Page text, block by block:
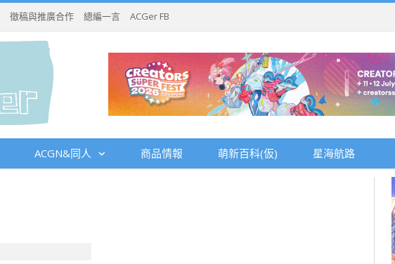
徵稿與推廣合作 總編一言 ACGer FB
ACGN&同人 商品情報 萌新百科(仮) 星海航路